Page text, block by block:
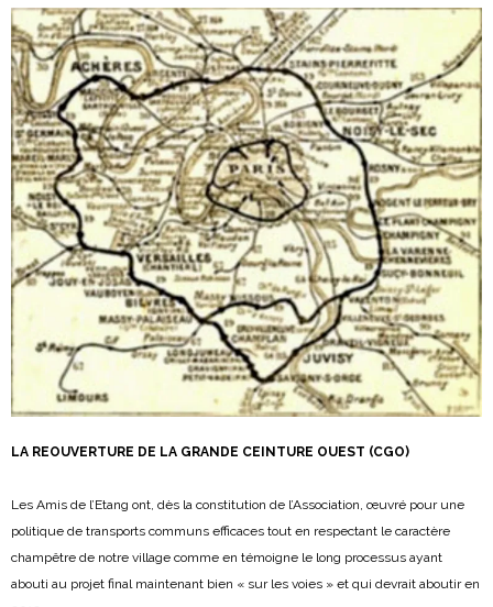
LA REOUVERTURE DE LA GRANDE CEINTURE OUEST (CGO)
Les Amis de l’Etang ont, dès la constitution de l’Association, œuvré pour une
politique de transports communs efficaces tout en respectant le caractère
champêtre de notre village comme en témoigne le long processus ayant
abouti au projet final maintenant bien « sur les voies » et qui devrait aboutir en